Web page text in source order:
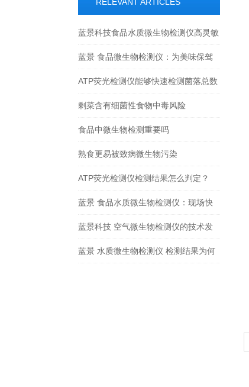
蓝景科技食品水质微生物检测仪高灵敏
度广谱检测，全覆盖微生物指标
蓝景 食品微生物检测仪：为美味保驾
护航
ATP荧光检测仪能够快速检测菌落总数
剩菜含有细菌性食物中毒风险
食品中微生物检测重要吗
熟食更易被致病微生物污染
ATP荧光检测仪检测结果怎么判定？
蓝景 食品水质微生物检测仪：现场快
速检测，守护餐桌食品安全
蓝景科技 空气微生物检测仪的技术发
展趋势
蓝景 水质微生物检测仪 检测结果为何